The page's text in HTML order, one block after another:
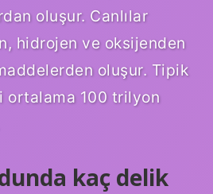
oluşur. Canlılar
hidrojen ve oksijenden
oluşur. Tipik
ortalama 100 trilyon
kaç delik